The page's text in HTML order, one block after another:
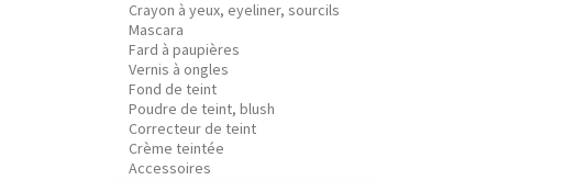
Crayon à yeux, eyeliner, sourcils
Mascara
Fard à paupières
Vernis à ongles
Fond de teint
Poudre de teint, blush
Correcteur de teint
Crème teintée
Accessoires